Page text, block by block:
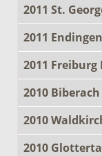
2011 St.
2011
2011
2010
2010
2010